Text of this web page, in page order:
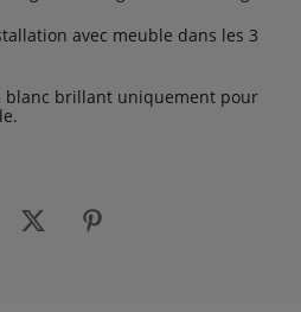
avec meuble dans les 3
blanc brillant uniquement pour